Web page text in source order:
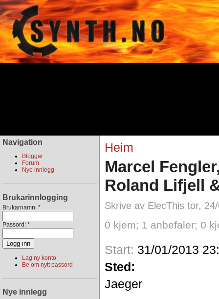
Navigation
Bloggar
Forum
Nye innlegg
Brukarinnlogging
Brukarnamn: *
Passord: *
Lag ny konto
Be om nytt passord
Nye innlegg
Heim
Marcel
Roland Lifjell
Skrive av ElecThis tor,
0 kjem; 1 anbefaler; 0
Start: 31/01/2013
Sted:
Jaeger